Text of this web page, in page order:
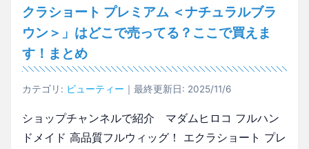
クラショート プレミアム ＜ナチュラルブラ
ウン＞」はどこで売ってる？ここで買えま
す！まとめ
カテゴリ: ビューティー ｜最終更新日: 2025/11/6
ショップチャンネルで紹介 マダムヒロコ フルハン
ドメイド 高品質フルウィッグ！ エクラショート プレ